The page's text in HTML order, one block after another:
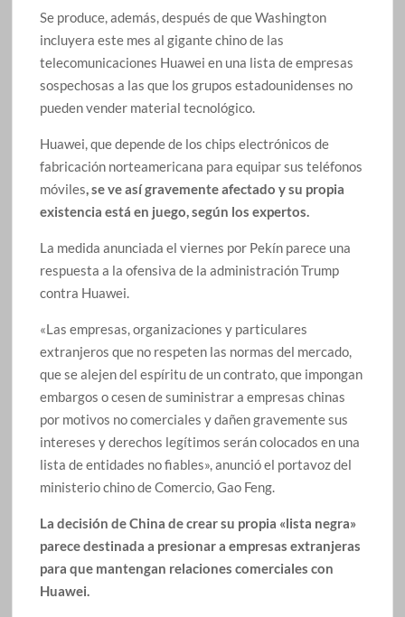
Se produce, además, después de que Washington
incluyera este mes al gigante chino de las
telecomunicaciones Huawei en una lista de empresas
sospechosas a las que los grupos estadounidenses no
pueden vender material tecnológico.
Huawei, que depende de los chips electrónicos de
fabricación norteamericana para equipar sus teléfonos
móviles, se ve así gravemente afectado y su propia
existencia está en juego, según los expertos.
La medida anunciada el viernes por Pekín parece una
respuesta a la ofensiva de la administración Trump
contra Huawei.
«Las empresas, organizaciones y particulares
extranjeros que no respeten las normas del mercado,
que se alejen del espíritu de un contrato, que impongan
embargos o cesen de suministrar a empresas chinas
por motivos no comerciales y dañen gravemente sus
intereses y derechos legítimos serán colocados en una
lista de entidades no fiables», anunció el portavoz del
ministerio chino de Comercio, Gao Feng.
La decisión de China de crear su propia «lista negra»
parece destinada a presionar a empresas extranjeras
para que mantengan relaciones comerciales con
Huawei.